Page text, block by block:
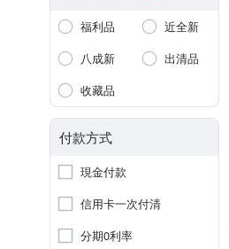
福利品
近全新
八成新
出清品
收藏品
付款方式
現金付款
信用卡一次付清
分期0利率